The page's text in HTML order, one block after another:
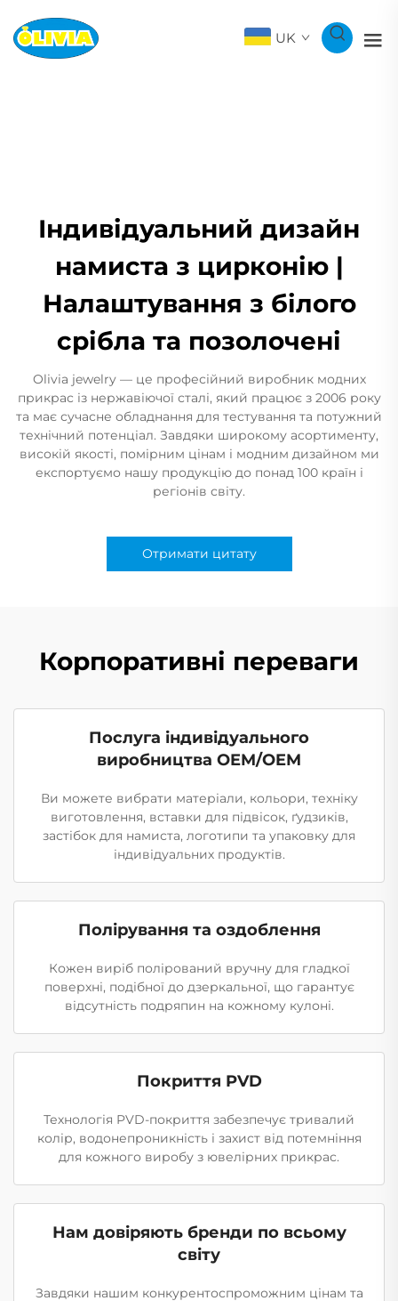
UK
Індивідуальний дизайн
намиста з цирконію |
Налаштування з білого
срібла та позолочені
Olivia jewelry — це професійний виробник модних
прикрас із нержавіючої сталі, який працює з 2006 року
та має сучасне обладнання для тестування та потужний
технічний потенціал. Завдяки широкому асортименту,
високій якості, помірним цінам і модним дизайном ми
експортуємо нашу продукцію до понад 100 країн і
регіонів світу.
Отримати цитату
Корпоративні переваги
Послуга індивідуального
виробництва OEM/OEM
Ви можете вибрати матеріали, кольори, техніку
виготовлення, вставки для підвісок, ґудзиків,
застібок для намиста, логотипи та упаковку для
індивідуальних продуктів.
Полірування та оздоблення
Кожен виріб полірований вручну для гладкої
поверхні, подібної до дзеркальної, що гарантує
відсутність подряпин на кожному кулоні.
Покриття PVD
Технологія PVD-покриття забезпечує тривалий
колір, водонепроникність і захист від потемніння
для кожного виробу з ювелірних прикрас.
Нам довіряють бренди по всьому
світу
Завдяки нашим конкурентоспроможним цінам та